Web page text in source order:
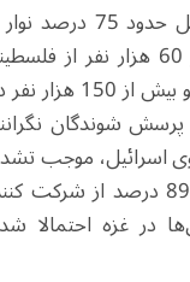
تاکنون ارتش
قرار داده و بیش از 60 هزار
درگیری ها را
از پرسش شوندگان
اسرائیل، موجب
این باریکه شود. 89.8 درصد
در غزه احتمالا